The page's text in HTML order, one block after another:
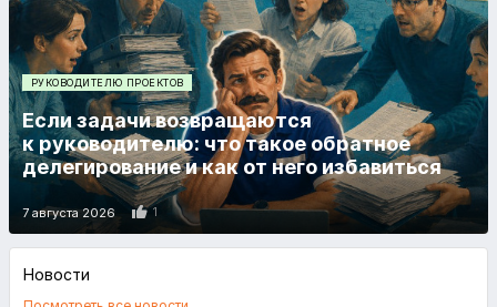
РУКОВОДИТЕЛЮ ПРОЕКТОВ
Если задачи возвращаются
к руководителю: что такое обратное
делегирование и как от него избавиться
7 августа 2026 1
Новости